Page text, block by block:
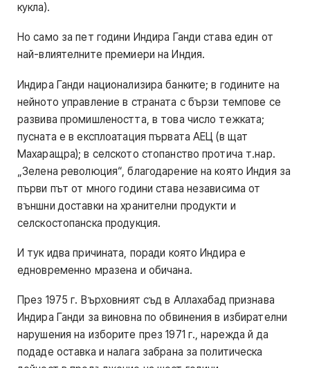
кукла).
Но само за пет години Индира Ганди става един от
най-влиятелните премиери на Индия.
Индира Ганди национализира банките; в годините на
нейното управление в страната с бързи темпове се
развива промишлеността, в това число тежката;
пусната е в експлоатация първата АЕЦ (в щат
Махаращра); в селското стопанство протича т.нар.
„Зелена революция“, благодарение на която Индия за
първи път от много години става независима от
външни доставки на хранителни продукти и
селскостопанска продукция.
И тук идва причината, поради която Индира е
едновременно мразена и обичана.
През 1975 г. Върховният съд в Аллахабад признава
Индира Ганди за виновна по обвинения в избирателни
нарушения на изборите през 1971 г., нарежда й да
подаде оставка и налага забрана за политическа